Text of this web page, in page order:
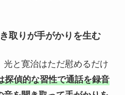
取りが手がかりを生む
光と寛治はただ慰めるだけ
探偵的な習性で通話を録音